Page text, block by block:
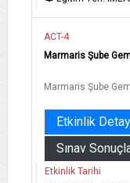
ACT-4
Marmaris Şube
Marmaris Şube
Etkinlik
Sınav
Etkinlik Tarihi